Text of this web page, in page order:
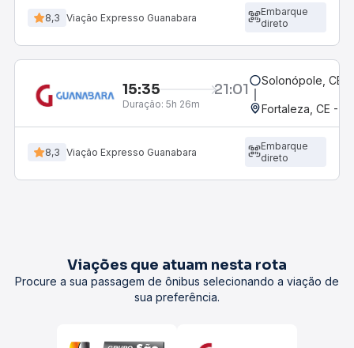
8,3 Viação Expresso Guanabara
Embarque
direto
15:35 21:01
Duração: 5h 26m
Solonópole, CE
Fortaleza, CE -
8,3 Viação Expresso Guanabara
Embarque
direto
Viações que atuam nesta rota
Procure a sua passagem de ônibus selecionando a viação de
sua preferência.